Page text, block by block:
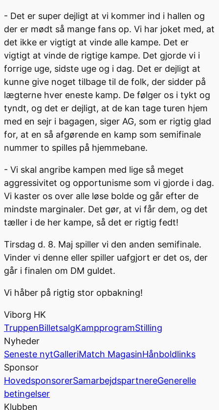
- Det er super dejligt at vi kommer ind i hallen og
der er mødt så mange fans op. Vi har joket med, at
det ikke er vigtigt at vinde alle kampe. Det er
vigtigt at vinde de rigtige kampe. Det gjorde vi i
forrige uge, sidste uge og i dag. Det er dejligt at
kunne give noget tilbage til de folk, der sidder på
lægterne hver eneste kamp. De følger os i tykt og
tyndt, og det er dejligt, at de kan tage turen hjem
med en sejr i bagagen, siger AG, som er rigtig glad
for, at en så afgørende en kamp som semifinale
nummer to spilles på hjemmebane.
- Vi skal angribe kampen med lige så meget
aggressivitet og opportunisme som vi gjorde i dag.
Vi kaster os over alle løse bolde og går efter de
mindste marginaler. Det gør, at vi får dem, og det
tæller i de her kampe, så det er rigtig fedt!
Tirsdag d. 8. Maj spiller vi den anden semifinale.
Vinder vi denne eller spiller uafgjort er det os, der
går i finalen om DM guldet.
Vi håber på rigtig stor opbakning!
Viborg HK
TruppenBilletsalgKampprogramStilling
Nyheder
Seneste nytGalleriMatch MagasinHånboldlinks
Sponsor
HovedsponsorerSamarbejdspartnereGenerelle
betingelser
Klubben